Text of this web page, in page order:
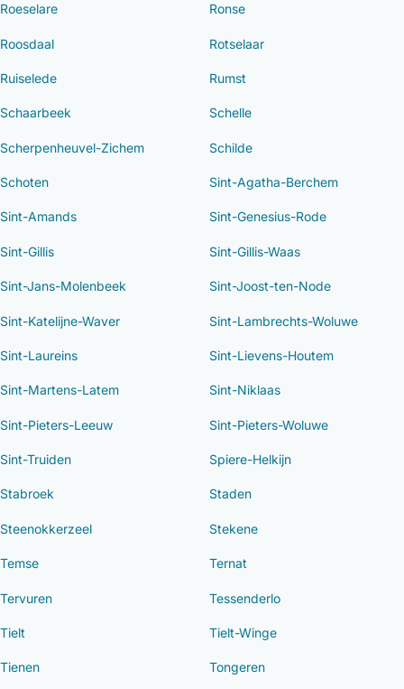
Roeselare Ronse
Roosdaal Rotselaar
Ruiselede Rumst
Schaarbeek Schelle
Scherpenheuvel-Zichem Schilde
Schoten Sint-Agatha-Berchem
Sint-Amands Sint-Genesius-Rode
Sint-Gillis Sint-Gillis-Waas
Sint-Jans-Molenbeek Sint-Joost-ten-Node
Sint-Katelijne-Waver Sint-Lambrechts-Woluwe
Sint-Laureins Sint-Lievens-Houtem
Sint-Martens-Latem Sint-Niklaas
Sint-Pieters-Leeuw Sint-Pieters-Woluwe
Sint-Truiden Spiere-Helkijn
Stabroek Staden
Steenokkerzeel Stekene
Temse Ternat
Tervuren Tessenderlo
Tielt Tielt-Winge
Tienen Tongeren